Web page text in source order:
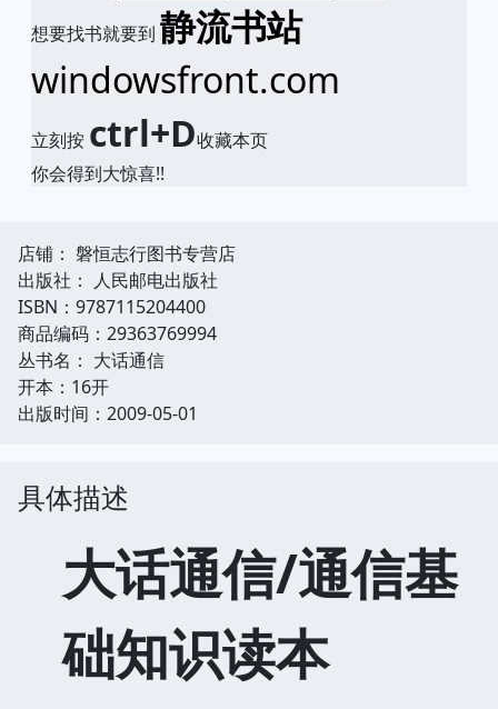
想要找书就要到 静流书站
windowsfront.com
立刻按 ctrl+D收藏本页
你会得到大惊喜!!
店铺： 磐恒志行图书专营店
出版社： 人民邮电出版社
ISBN：9787115204400
商品编码：29363769994
丛书名： 大话通信
开本：16开
出版时间：2009-05-01
具体描述
大话通信/通信基
础知识读本